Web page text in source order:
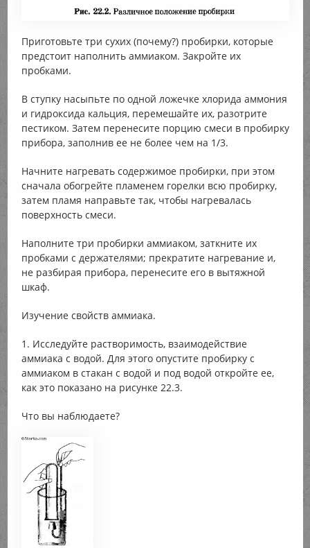
Приготовьте три сухих (почему?) пробирки, которые
предстоит наполнить аммиаком. Закройте их
пробками.
В ступку насыпьте по одной ложечке хлорида аммония
и гидроксида кальция, перемешайте их, разотрите
пестиком. Затем перенесите порцию смеси в пробирку
прибора, заполнив ее не более чем на 1/3.
Начните нагревать содержимое пробирки, при этом
сначала обогрейте пламенем горелки всю пробирку,
затем пламя направьте так, чтобы нагревалась
поверхность смеси.
Наполните три пробирки аммиаком, заткните их
пробками с держателями; прекратите нагревание и,
не разбирая прибора, перенесите его в вытяжной
шкаф.
Изучение свойств аммиака.
1. Исследуйте растворимость, взаимодействие
аммиака с водой. Для этого опустите пробирку с
аммиаком в стакан с водой и под водой откройте ее,
как это показано на рисунке 22.3.
Что вы наблюдаете?